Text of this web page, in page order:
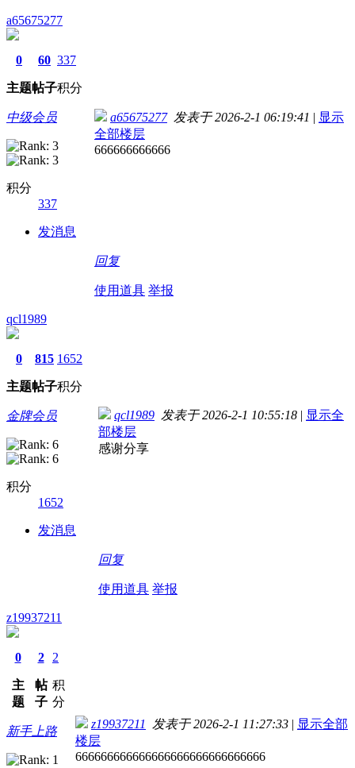
a65675277
0
主题
60
帖子
337
积分
中级会员
积分
337
发消息
a65675277发表于 2026-2-1 06:19:41 | 显示
全部楼层
666666666666
回复
使用道具 举报
qcl1989
0
主题
815
帖子
1652
积分
金牌会员
积分
1652
发消息
qcl1989 发表于 2026-2-1 10:55:18 | 显示全
部楼层
感谢分享
回复
使用道具 举报
z19937211
0
主
题
2
帖
子
2
积
分
新手上路
z19937211 发表于 2026-2-1 11:27:33 | 显示全部
楼层
666666666666666666666666666666